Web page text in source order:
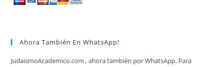
Ahora También En WhatsApp!
JudaismoAcademico.com , ahora también por WhatsApp. Para